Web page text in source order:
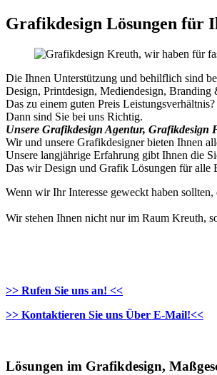
Grafikdesign Lösungen für
Die Ihnen Unterstützung und behilflich sind
Design, Printdesign, Mediendesign,
Das zu einem guten Preis
Dann sind Sie bei uns Richtig.
Unsere Grafikdesign Agentur,
Wir und unsere Grafikdesigner bieten Ihnen
Unsere langjährige Erfahrung gibt Ihnen die
Das wir Design und Grafik Lösungen für alle
Wenn wir Ihr Interesse geweckt haben
Wir stehen Ihnen nicht nur im Raum Kreuth,
>> Rufen Sie uns an! <<
>> Kontaktieren Sie uns Über E-Mail!<<
Lösungen im Grafikdesign,